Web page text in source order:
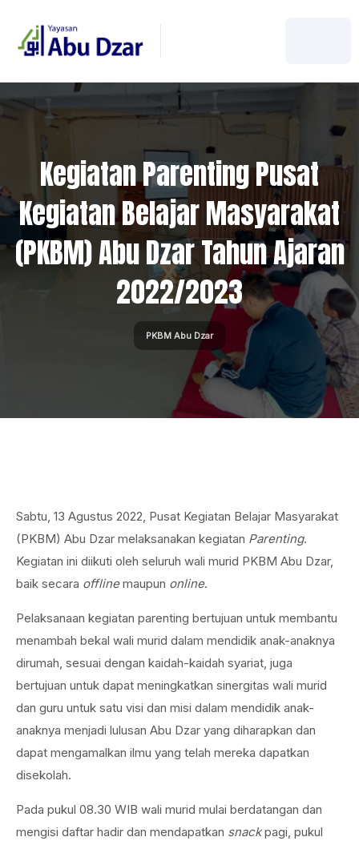
Kegiatan Parenting Pusat
Kegiatan Belajar Masyarakat
(PKBM) Abu Dzar Tahun Ajaran
2022/2023
PKBM Abu Dzar
Sabtu, 13 Agustus 2022, Pusat Kegiatan Belajar Masyarakat
(PKBM) Abu Dzar melaksanakan kegiatan Parenting.
Kegiatan ini diikuti oleh seluruh wali murid PKBM Abu Dzar,
baik secara offlinemaupun online.
Pelaksanaan kegiatan parenting bertujuan untuk membantu
menambah bekal wali murid dalam mendidik anak-anaknya
dirumah, sesuai dengan kaidah-kaidah syariat, juga
bertujuan untuk dapat meningkatkan sinergitas wali murid
dan guru untuk satu visi dan misi dalam mendidik anak-
anaknya menjadi lulusan Abu Dzar yang diharapkan dan
dapat mengamalkan ilmu yang telah mereka dapatkan
disekolah.
Pada pukul 08.30 WIB wali murid mulai berdatangan dan
mengisi daftar hadir dan mendapatkan snackpagi, pukul